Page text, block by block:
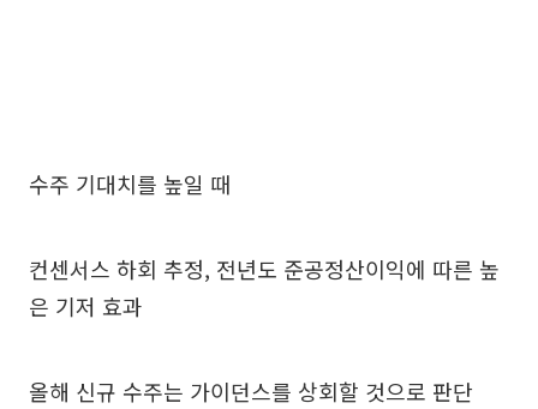
수주 기대치를 높일 때
컨센서스 하회 추정, 전년도 준공정산이익에 따른 높
은 기저 효과
올해 신규 수주는 가이던스를 상회할 것으로 판단